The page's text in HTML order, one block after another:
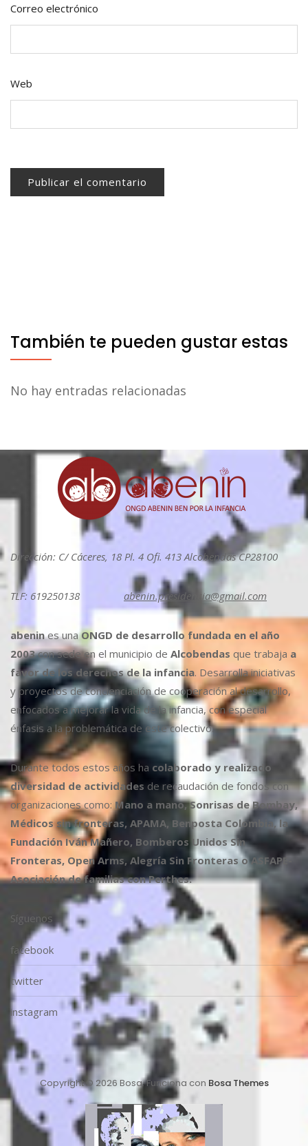
Correo electrónico
Web
También te pueden gustar estas
No hay entradas relacionadas
Dirección: C/ Cáceres, 18 Pl. 4 Ofi. 413 Alcobendas CP28100
TLF: 619250138 abenin.presidencia@gmail.com
abenines unaONGD de desarrollo fundada en el año
2003con sede en el municipio de Alcobendas que trabaja a
favor de los derechos de la infancia. Desarrolla iniciativas
y proyectos de concienciación de cooperación al desarrollo,
enfocados a mejorar la vida de la infancia, con especial
énfasis a la problemática de este colectivo.
Durante todos estos años ha colaborado y realizado
diversidad de actividades de recaudación de fondos con
organizaciones como:Mano a mano, Sonrisas de Bombay,
Médicos sin fronteras, APAMA, Benposta Colombia, la
Fundación Iván Mañero, Bomberos Unidos Sin
Fronteras, Open Arms, Alegría Sin Fronteras o ASFAPE-
Asociación de familias con Perthes.
Síguenos
facebook
twitter
instagram
Copyright © 2026 Bosa. Funciona con Bosa Themes